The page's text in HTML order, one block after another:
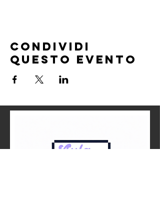
Condividi
questo evento